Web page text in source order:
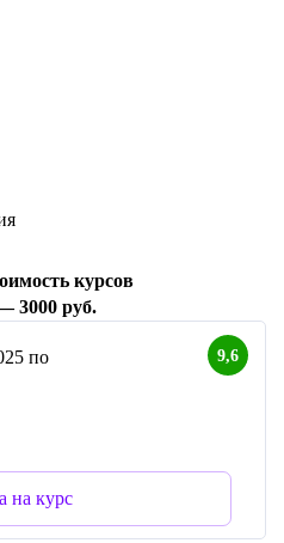
курсов
3000 руб.
9,6
по
на курс